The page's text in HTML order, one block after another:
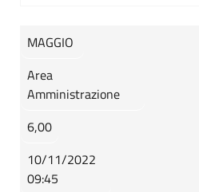
MAGGIO
Area
Amministrazione
6,00
10/11/2022
09:45